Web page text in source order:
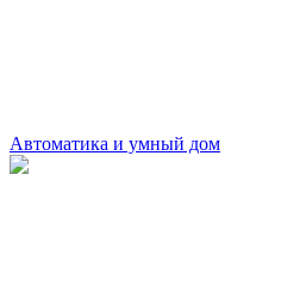
Автоматика и умный дом